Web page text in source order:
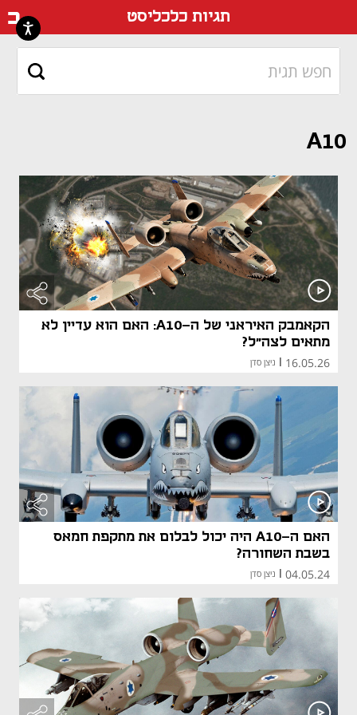
תגיות כלכליסט
A10
הקאמבק האיראני של ה-A10: האם הוא עדיין לא
מתאים לצה"ל?
16.05.26 ניצן סדן
האם ה-A10 היה יכול לבלום את מתקפת חמאס
בשבת השחורה?
04.05.24 ניצן סדן